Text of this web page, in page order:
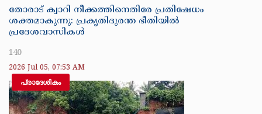
തോരാട് ക്വാറി നീക്കത്തിനെതിരേ പ്രതിഷേധം
ശക്തമാകുന്നു: പ്രകൃതിദുരന്ത ഭീതിയിൽ
പ്രദേശവാസികൾ
140
2026 Jul 05, 07:53 AM
പ്രാദേശികം